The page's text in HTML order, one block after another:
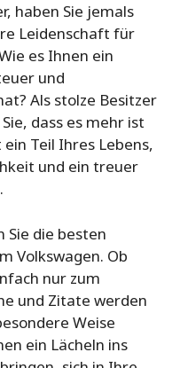
haben Sie jemals
Leidenschaft für
es Ihnen ein
und
Als stolze Besitzer
dass es mehr ist
ein Teil Ihres Lebens,
und ein treuer
Sie die besten
Volkswagen. Ob
nur zum
und Zitate werden
Weise
ein Lächeln ins